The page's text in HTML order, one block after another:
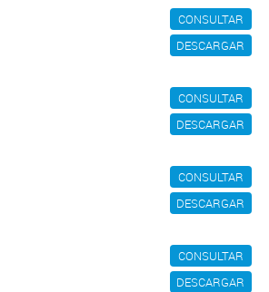
CONSULTAR
DESCARGAR
CONSULTAR
DESCARGAR
CONSULTAR
DESCARGAR
CONSULTAR
DESCARGAR